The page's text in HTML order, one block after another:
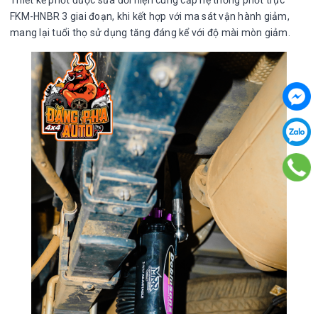
FKM-HNBR 3 giai đoạn, khi kết hợp với ma sát vận hành giảm,
mang lại tuổi thọ sử dụng tăng đáng kể với độ mài mòn giảm.